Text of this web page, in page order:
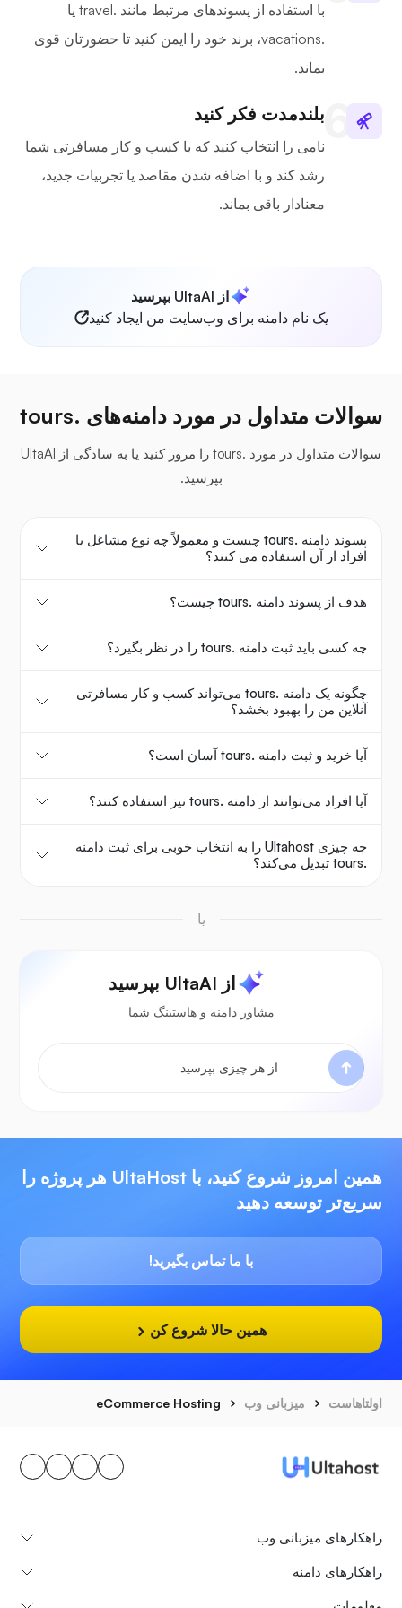
با استفاده از پسوندهای مرتبط مانند .travel یا
.vacations، برند خود را ایمن کنید تا حضورتان قوی
بماند.
بلندمدت فکر کنید
نامی را انتخاب کنید که با کسب و کار مسافرتی شما
رشد کند و با اضافه شدن مقاصد یا تجربیات جدید،
معنادار باقی بماند.
از UltaAI بپرسید
یک نام دامنه برای وب‌سایت من ایجاد کنید
سوالات متداول در مورد دامنه‌های .tours
سوالات متداول در مورد .tours را مرور کنید یا به سادگی از UltaAI
بپرسید.
پسوند دامنه .tours چیست و معمولاً چه نوع مشاغل یا
افراد از آن استفاده می کنند؟
هدف از پسوند دامنه .tours چیست؟
چه کسی باید ثبت دامنه .tours را در نظر بگیرد؟
چگونه یک دامنه .tours می‌تواند کسب و کار مسافرتی
آنلاین من را بهبود بخشد؟
آیا خرید و ثبت دامنه .tours آسان است؟
آیا افراد می‌توانند از دامنه .tours نیز استفاده کنند؟
چه چیزی Ultahost را به انتخاب خوبی برای ثبت دامنه
.tours تبدیل می‌کند؟
یا
از UltaAI بپرسید
مشاور دامنه و هاستینگ شما
همین امروز شروع کنید، با UltaHost هر پروژه را
سریع‌تر توسعه دهید
با ما تماس بگیرید!
همین حالا شروع کن
اولتاهاست میزبانی وب eCommerce Hosting
راهکارهای میزبانی وب
راهکارهای دامنه